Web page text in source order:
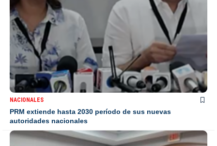
NACIONALES
PRM extiende hasta 2030 período de sus nuevas
autoridades nacionales